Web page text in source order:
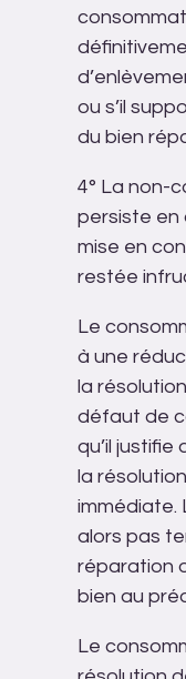
ou s’il
du bien
4° La non-
persiste en
mise en
restée
Le
à une
la
défaut de
qu’il justifie
la
immédiate.
alors pas
réparation
bien au
Le